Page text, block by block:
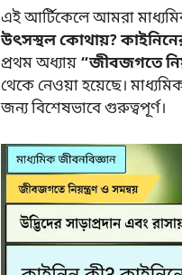
এই আর্টিকেলে আমরা
উৎসস্থল কোথায়?
প্রথম অধ্যায় “জীবজগতে
থেকে নেওয়া হয়েছে।
জন্য বিশেষভাবে গুরুত্বপূর্ণ।